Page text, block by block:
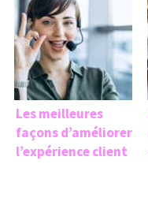
Les meilleures
façons d’améliorer
l’expérience client